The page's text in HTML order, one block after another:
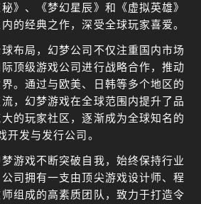
》、《梦幻星辰》和《虚拟英雄》
的经典之作，深受全球玩家喜爱。
布局，幻梦公司不仅注重国内市场
顶级游戏公司进行战略合作，推动
。通过与欧美、日韩等多个地区的
，幻梦游戏在全球范围内提升了品
的玩家社区，逐渐成为全球知名的
开发与发行公司。
游戏不断突破自我，始终保持行业
司拥有一支由顶尖游戏设计师、程
组成的高素质团队，致力于打造令